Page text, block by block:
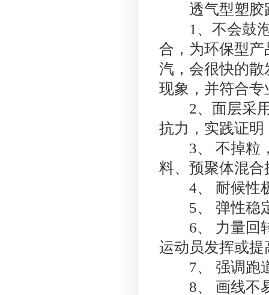
透气型塑胶
1、不会鼓泡
合，为环保型
汽，会很快的
现象，并符合
2、面层采用
抗力，实践证
3、 不掉粒，
料、预聚体混
4、 耐候性
5、 弹性稳定
6、 力量回转
运动员发挥或提
7、 强调跑道
8、 画线不易